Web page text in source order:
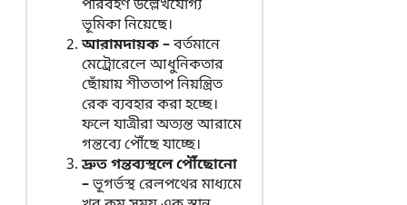
পরিবহণ উল্লেখযোগ্য
ভূমিকা নিয়েছে।
আরামদায়ক –বর্তমানে
মেট্রোরেলে আধুনিকতার
ছোঁয়ায় শীততাপ নিয়ন্ত্রিত
রেক ব্যবহার করা হচ্ছে।
ফলে যাত্রীরা অত্যন্ত আরামে
গন্তব্যে পৌঁছে যাচ্ছে।
দ্রুত গন্তব্যস্থলে পৌঁছোনো
–ভূগর্ভস্থ রেলপথের মাধ্যমে